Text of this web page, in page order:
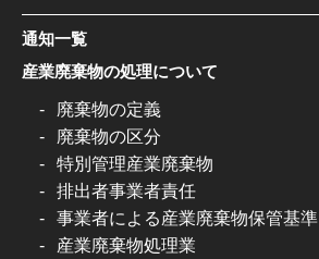
通知一覧
産業廃棄物の処理について
廃棄物の定義
廃棄物の区分
特別管理産業廃棄物
排出者事業者責任
事業者による産業廃棄物保管基準
産業廃棄物処理業